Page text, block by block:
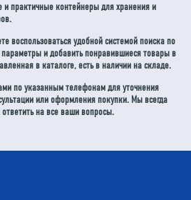
и практичные контейнеры для хранения и
воспользоваться удобной системой поиска по
параметры и добавить понравившиеся товары в
в каталоге, есть в наличии на складе.
по указанным телефонам для уточнения
или оформления покупки. Мы всегда
на все ваши вопросы.